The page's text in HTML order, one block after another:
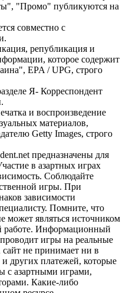
"Промо" публикуются на
совместно с
републикация и
которое содержит
EPA / UPG, строго
Я- Корреспондент
и воспроизведение
материалов,
Getty Images, строго
предназначены для
в азартных играх
Соблюдайте
игры. При
зависимости
Помните, что
может являться источником
работе. Информационный
игры на реальные
не принимает ни в
других платежей, которые
с азартными играми,
Какие-либо